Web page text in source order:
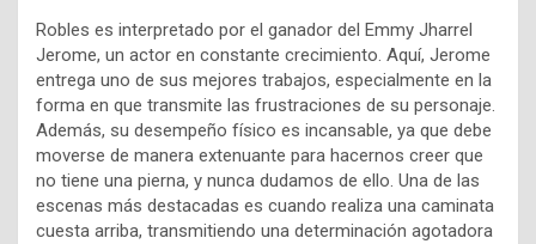
Robles es interpretado por el ganador del Emmy Jharrel
Jerome, un actor en constante crecimiento. Aquí, Jerome
entrega uno de sus mejores trabajos, especialmente en la
forma en que transmite las frustraciones de su personaje.
Además, su desempeño físico es incansable, ya que debe
moverse de manera extenuante para hacernos creer que
no tiene una pierna, y nunca dudamos de ello. Una de las
escenas más destacadas es cuando realiza una caminata
cuesta arriba, transmitiendo una determinación agotadora